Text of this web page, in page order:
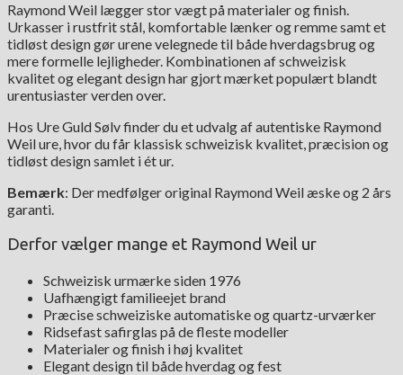
Raymond Weil lægger stor vægt på materialer og finish.
Urkasser i rustfrit stål, komfortable lænker og remme samt et
tidløst design gør urene velegnede til både hverdagsbrug og
mere formelle lejligheder. Kombinationen af schweizisk
kvalitet og elegant design har gjort mærket populært blandt
urentusiaster verden over.
Hos Ure Guld Sølv finder du et udvalg af autentiske Raymond
Weil ure, hvor du får klassisk schweizisk kvalitet, præcision og
tidløst design samlet i ét ur.
Bemærk: Der medfølger original Raymond Weil æske og 2 års
garanti.
Derfor vælger mange et Raymond Weil ur
Schweizisk urmærke siden 1976
Uafhængigt familieejet brand
Præcise schweiziske automatiske og quartz-urværker
Ridsefast safirglas på de fleste modeller
Materialer og finish i høj kvalitet
Elegant design til både hverdag og fest